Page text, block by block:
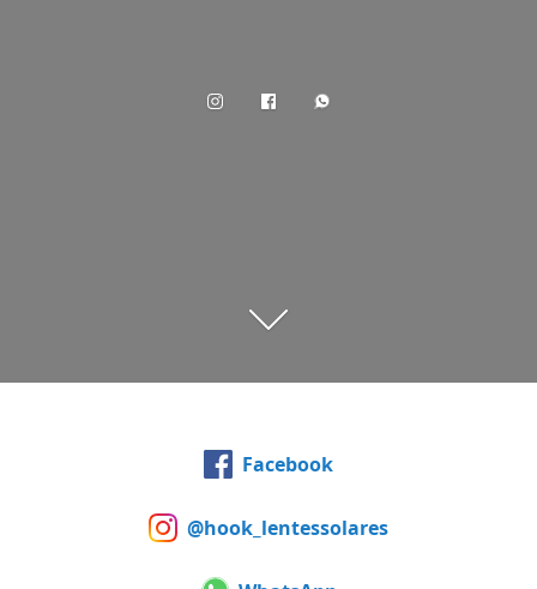
Facebook
@hook_lentessolares